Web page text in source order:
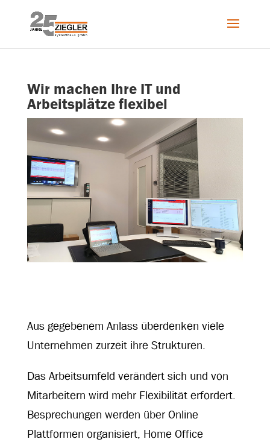
Wir machen Ihre IT und
Arbeitsplätze flexibel
Aus gegebenem Anlass überdenken viele
Unternehmen zurzeit ihre Strukturen.
Das Arbeitsumfeld verändert sich und von
Mitarbeitern wird mehr Flexibilität erfordert.
Besprechungen werden über Online
Plattformen organisiert, Home Office